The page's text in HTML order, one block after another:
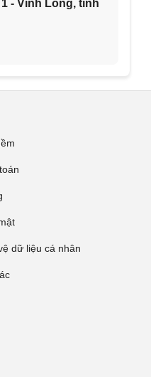
- Vĩnh Long, tỉnh
dữ liệu cá nhân